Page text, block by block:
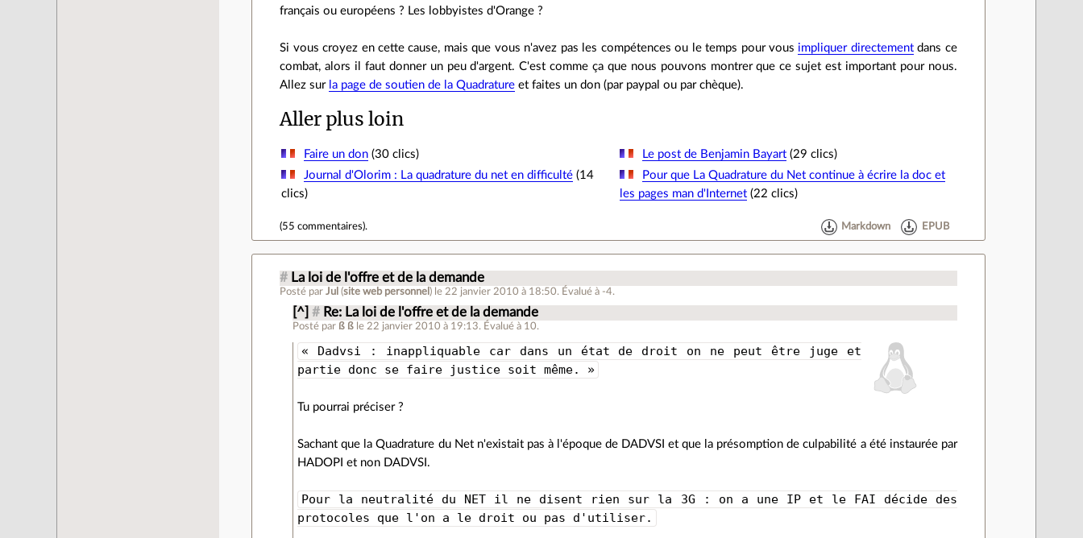
français ou européens ? Les lobbyistes d'Orange ?
Si vous croyez en cette cause, mais que vous n'avez pas les compétences ou le temps pour vous impliquer directementdans ce
combat, alors il faut donner un peu d'argent. C'est comme ça que nous pouvons montrer que ce sujet est important pour nous.
Allez sur la page de soutien de la Quadrature et faites un don (par paypal ou par chèque).
Aller plus loin
Faire un don(30 clics) Le post de Benjamin Bayart (29 clics)
Journal d'Olorim : La quadrature du net en difficulté(14
clics)
Pour que La Quadrature du Net continue à écrire la doc et
les pages man d'Internet (22 clics)
(55 commentaires). Markdown EPUB
# La loi de l'offre et de la demande
Posté parJul (site web personnel ) le 22 janvier 2010 à 18:50. Évalué à -4.
[^] # Re: La loi de l'offre et de la demande
Posté par ß ß le 22 janvier 2010 à 19:13. Évalué à 10.
« Dadvsi : inappliquable car dans un état de droit on ne peut être juge et
partie donc se faire justice soit même. »
Tu pourrai préciser ?
Sachant que la Quadrature du Net n'existait pas à l'époque de DADVSI et que la présomption de culpabilité a été instaurée par
HADOPI et non DADVSI.
Pour la neutralité du NET il ne disent rien sur la 3G : on a une IP et le FAI décide des
protocoles que l'on a le droit ou pas d'utiliser.